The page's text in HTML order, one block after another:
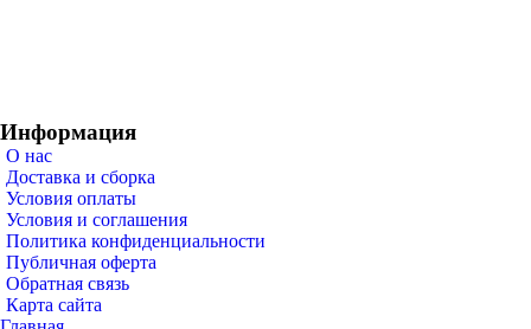
Информация
О нас
Доставка и сборка
Условия оплаты
Условия и соглашения
Политика конфиденциальности
Публичная оферта
Обратная связь
Карта сайта